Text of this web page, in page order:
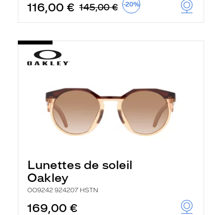
116,00 € 145,00 € -20%
Lunettes de soleil
Oakley
OO9242 924207 HSTN
169,00 €